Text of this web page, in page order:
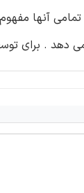
تمامی آنها
. برای توسعه